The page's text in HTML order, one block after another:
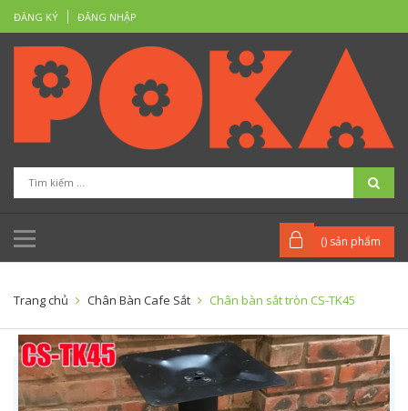
ĐĂNG KÝ ĐĂNG NHẬP
() sản phẩm
Trang chủ Chân Bàn Cafe Sắt Chân bàn sắt tròn CS-TK45